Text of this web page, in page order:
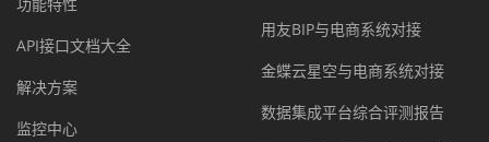
API接口文档大全
解决方案
监控中心
用友BIP与电商系统对接
金蝶云星空与电商系统对接
数据集成平台综合评测报告